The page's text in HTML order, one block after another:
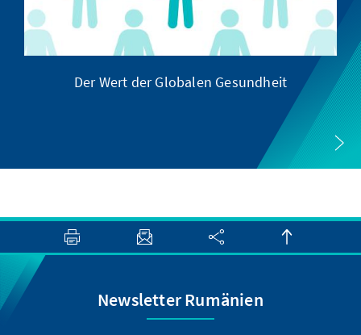
Der Wert der Globalen Gesundheit
Newsletter Rumänien